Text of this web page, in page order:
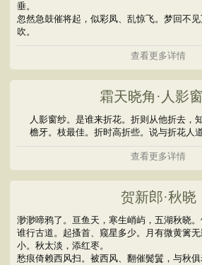
垂。
忽然急鼓催将起，似彩凤、乱惊飞。梦回不
吹。
查看更多详情
霜天晓角·人影
人影窗纱。是谁来折花。折则从他折去，
檐牙。枝最佳。折时高折些。说与折花人
查看更多详情
贺新郎·秋晓
渺渺啼鸦了。亘鱼天，寒生峭屿，五湖秋晓
谁行古道。起搔首、窥星多少。月有微黄篱
小。秋太淡，添红枣。
愁痕倚赖西风扫。被西风、翻催鬓鬒，与秋俱